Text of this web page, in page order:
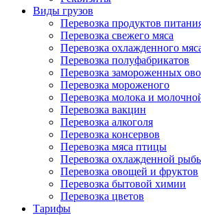
Виды грузов
Перевозка продуктов
Перевозка свежего мяса
Перевозка охлажденного
Перевозка полуфабрикатов
Перевозка замороженных
Перевозка мороженого
Перевозка молока и
Перевозка вакцин
Перевозка алкоголя
Перевозка консервов
Перевозка мяса птицы
Перевозка охлажденной
Перевозка овощей и фруктов
Перевозка бытовой химии
Перевозка цветов
Тарифы